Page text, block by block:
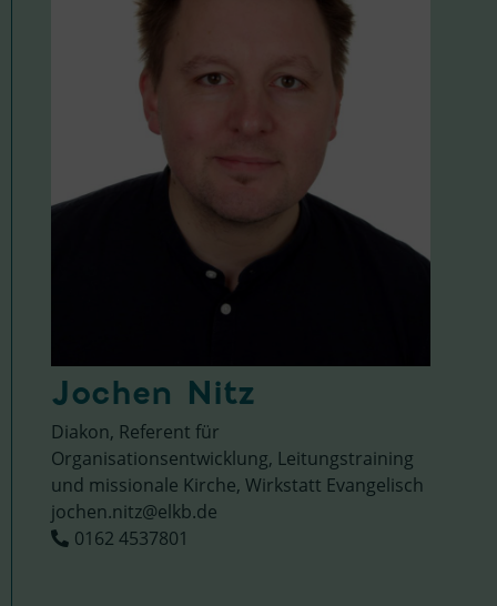
Jochen Nitz
Diakon, Referent für
Organisationsentwicklung, Leitungstraining
und missionale Kirche, Wirkstatt Evangelisch
jochen.nitz@elkb.de
0162 4537801